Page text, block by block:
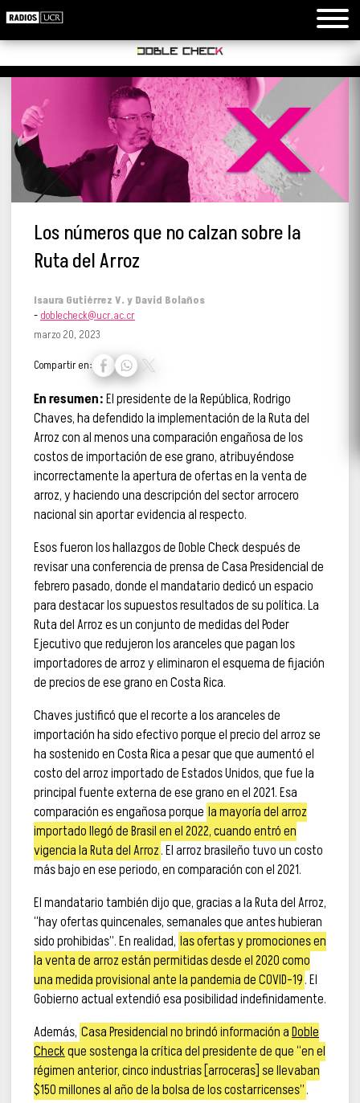
Los números que no calzan sobre la
Ruta del Arroz
Isaura Gutiérrez V. y David Bolaños
- doblecheck@ucr.ac.cr
marzo 20, 2023
Compartir en:
En resumen:El presidente de la República, Rodrigo
Chaves, ha defendido la implementación de la Ruta del
Arroz con al menos una comparación engañosa de los
costos de importación de ese grano, atribuyéndose
incorrectamente la apertura de ofertas en la venta de
arroz, y haciendo una descripción del sector arrocero
nacional sin aportar evidencia al respecto.
Esos fueron los hallazgos de Doble Check después de
revisar una conferencia de prensa de Casa Presidencial de
febrero pasado, donde el mandatario dedicó un espacio
para destacar los supuestos resultados de su política. La
Ruta del Arroz es un conjunto de medidas del Poder
Ejecutivo que redujeron los aranceles que pagan los
importadores de arroz y eliminaron el esquema de fijación
de precios de ese grano en Costa Rica.
Chaves justificó que el recorte a los aranceles de
importación ha sido efectivo porque el precio del arroz se
ha sostenido en Costa Rica a pesar que que aumentó el
costo del arroz importado de Estados Unidos, que fue la
principal fuente externa de ese grano en el 2021. Esa
comparación es engañosa porque la mayoría del arroz
importado llegó de Brasil en el 2022, cuando entró en
vigencia la Ruta del Arroz. El arroz brasileño tuvo un costo
más bajo en ese periodo, en comparación con el 2021.
El mandatario también dijo que, gracias a la Ruta del Arroz,
“hay ofertas quincenales, semanales que antes hubieran
sido prohibidas”. En realidad, las ofertas y promociones en
la venta de arroz están permitidas desde el 2020 como
una medida provisional ante la pandemia de COVID-19. El
Gobierno actual extendió esa posibilidad indefinidamente.
Además, Casa Presidencial no brindó información aDoble
Checkque sostenga la crítica del presidente de que “en el
régimen anterior, cinco industrias [arroceras] se llevaban
$150 millones al año de la bolsa de los costarricenses”.